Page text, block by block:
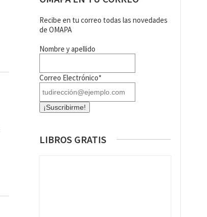
Recibe en tu correo todas las novedades
de OMAPA
Nombre y apellido
Correo Electrónico*
LIBROS GRATIS